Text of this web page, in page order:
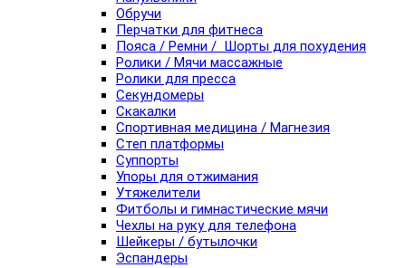
Обручи
Перчатки для фитнеса
Пояса / Ремни / Шорты для похудения
Ролики / Мячи массажные
Ролики для пресса
Секундомеры
Скакалки
Спортивная медицина / Магнезия
Степ платформы
Суппорты
Упоры для отжимания
Утяжелители
Фитболы и гимнастические мячи
Чехлы на руку для телефона
Шейкеры / бутылочки
Эспандеры